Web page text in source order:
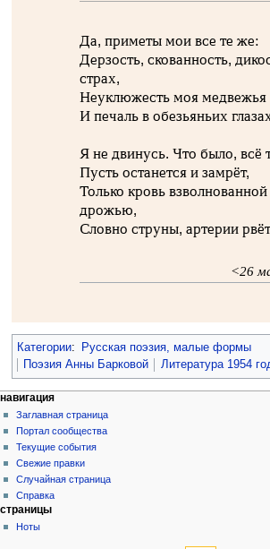
Да, приметы мои все те же:
Дерзость, скованность,
страх,
Неуклюжесть моя медвежья
И печаль в обезьяньих
Я не двинусь. Что было, всё
Пусть останется и замрёт,
Только кровь взволнованной
дрожью,
Словно струны, артерии
<26
Категории:
Русская поэзия, малые формы
Поэзия Анны Барковой
Литература 1954
навигация
Заглавная страница
Портал сообщества
Текущие события
Свежие правки
Случайная страница
Справка
страницы
Ноты